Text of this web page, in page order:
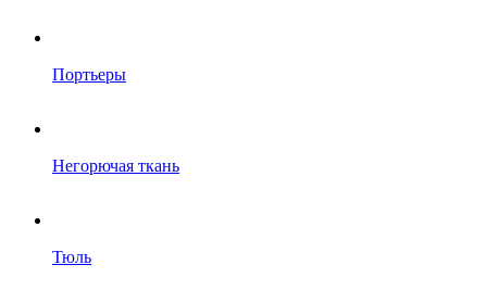
Портьеры
Негорючая ткань
Тюль